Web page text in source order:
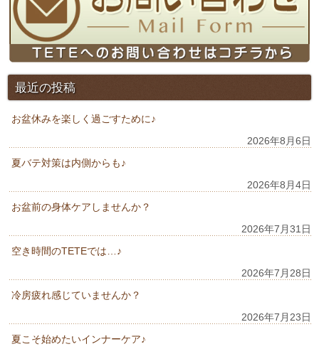
最近の投稿
お盆休みを楽しく過ごすために♪
2026年8月6日
夏バテ対策は内側からも♪
2026年8月4日
お盆前の身体ケアしませんか？
2026年7月31日
空き時間のTETEでは…♪
2026年7月28日
冷房疲れ感じていませんか？
2026年7月23日
夏こそ始めたいインナーケア♪